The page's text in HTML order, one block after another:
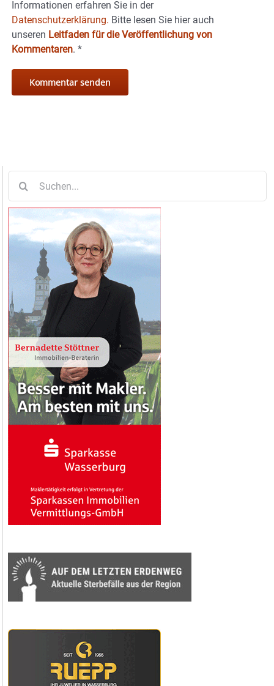
Informationen erfahren Sie in der
Datenschutzerklärung. Bitte lesen Sie hier auch
unseren Leitfaden für die Veröffentlichung von
Kommentaren. *
nach: